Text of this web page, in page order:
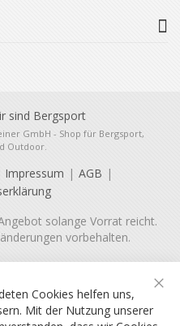
GmbH - Shop für Bergsport,
Outdoor.
Impressum
AGB
solange Vorrat reicht.
vorbehalten.
Cookies helfen uns,
Mit der Nutzung unserer